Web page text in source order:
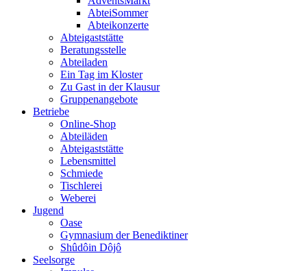
AbteiSommer
Abteikonzerte
Abteigaststätte
Beratungsstelle
Abteiladen
Ein Tag im Kloster
Zu Gast in der Klausur
Gruppenangebote
Betriebe
Online-Shop
Abteiläden
Abteigaststätte
Lebensmittel
Schmiede
Tischlerei
Weberei
Jugend
Oase
Gymnasium der Benediktiner
Shûdôin Dôjô
Seelsorge